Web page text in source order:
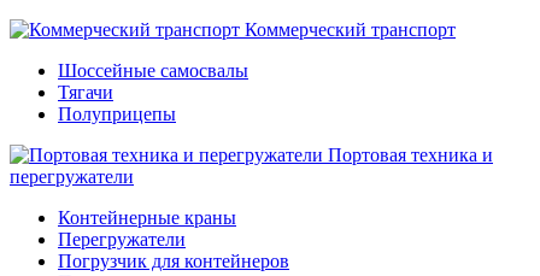
Коммерческий транспорт
Шоссейные самосвалы
Тягачи
Полуприцепы
Портовая техника и
перегружатели
Контейнерные краны
Перегружатели
Погрузчик для контейнеров